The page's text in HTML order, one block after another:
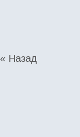
« Назад